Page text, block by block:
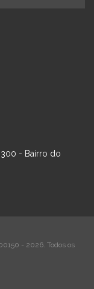
300 - Bairro do
- 2026. Todos os